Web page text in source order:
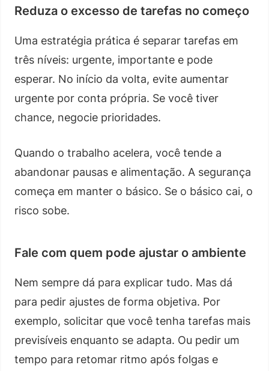
Reduza o excesso de tarefas no começo
Uma estratégia prática é separar tarefas em
três níveis: urgente, importante e pode
esperar. No início da volta, evite aumentar
urgente por conta própria. Se você tiver
chance, negocie prioridades.
Quando o trabalho acelera, você tende a
abandonar pausas e alimentação. A segurança
começa em manter o básico. Se o básico cai, o
risco sobe.
Fale com quem pode ajustar o ambiente
Nem sempre dá para explicar tudo. Mas dá
para pedir ajustes de forma objetiva. Por
exemplo, solicitar que você tenha tarefas mais
previsíveis enquanto se adapta. Ou pedir um
tempo para retomar ritmo após folgas e